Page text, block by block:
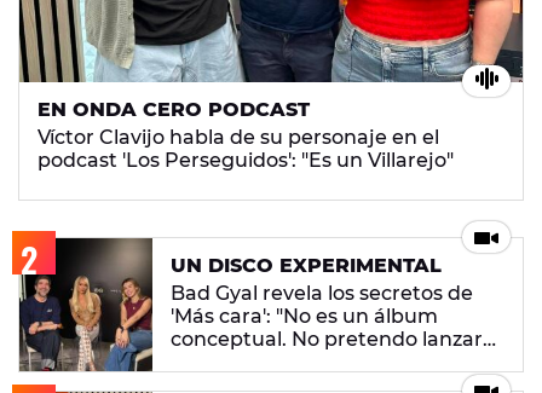
EN ONDA CERO PODCAST
Víctor Clavijo habla de su personaje en el
podcast 'Los Perseguidos': "Es un Villarejo"
UN DISCO EXPERIMENTAL
Bad Gyal revela los secretos de
'Más cara': "No es un álbum
conceptual. No pretendo lanzar